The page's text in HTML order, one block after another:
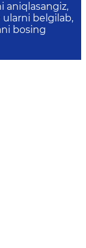
aniqlasangiz,
belgilab,
bosing